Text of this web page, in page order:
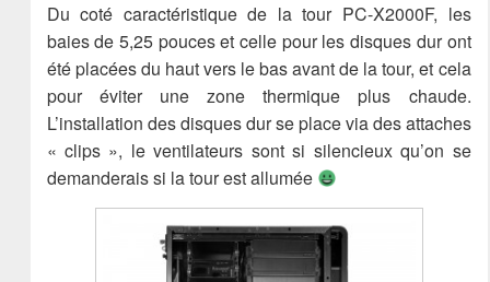
Du coté caractéristique de la tour PC-X2000F, les
baies de 5,25 pouces et celle pour les disques dur ont
été placées du haut vers le bas avant de la tour, et cela
pour éviter une zone thermique plus chaude.
L’installation des disques dur se place via des attaches
« clips », le ventilateurs sont si silencieux qu’on se
demanderais si la tour est allumée